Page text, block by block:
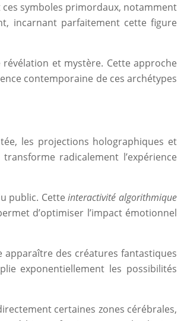
ces symboles primordaux, notamment
incarnant parfaitement cette figure
et mystère. Cette approche
contemporaine de ces archétypes
les projections holographiques et
radicalement l’expérience
public. Cetteinteractivité algorithmique
d’optimiser l’impact émotionnel
apparaître des créatures fantastiques
exponentiellement les possibilités
certaines zones cérébrales,